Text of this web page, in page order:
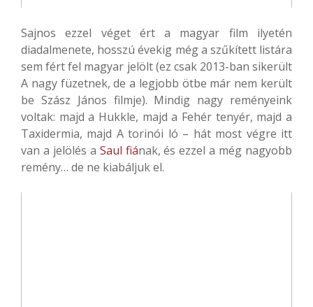
Sajnos ezzel véget ért a magyar film ilyetén
diadalmenete, hosszú évekig még a szűkített listára
sem fért fel magyar jelölt (ez csak 2013-ban sikerült
A nagy füzetnek, de a legjobb ötbe már nem került
be Szász János filmje). Mindig nagy reményeink
voltak: majd a Hukkle, majd a Fehér tenyér, majd a
Taxidermia, majd A torinói ló – hát most végre itt
van a jelölés a Saul fiának, és ezzel a még nagyobb
remény… de ne kiabáljuk el.